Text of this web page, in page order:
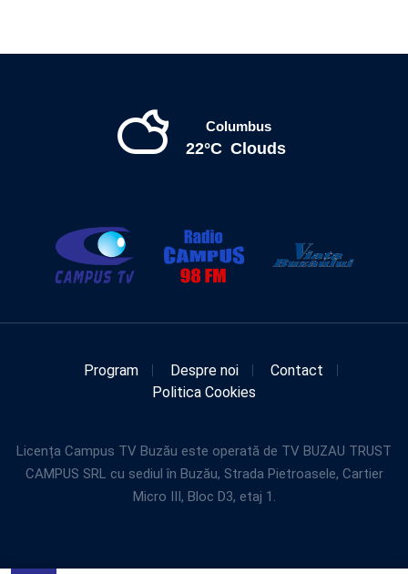
Columbus
22°C Clouds
Program Despre noi
Contact
Politica Cookies
Licența Campus TV Buzău este operată de TV BUZAU TRUST
CAMPUS SRL cu sediul în Buzău, Strada Pietroasele, Cartier
Micro III, Bloc D3, etaj 1.